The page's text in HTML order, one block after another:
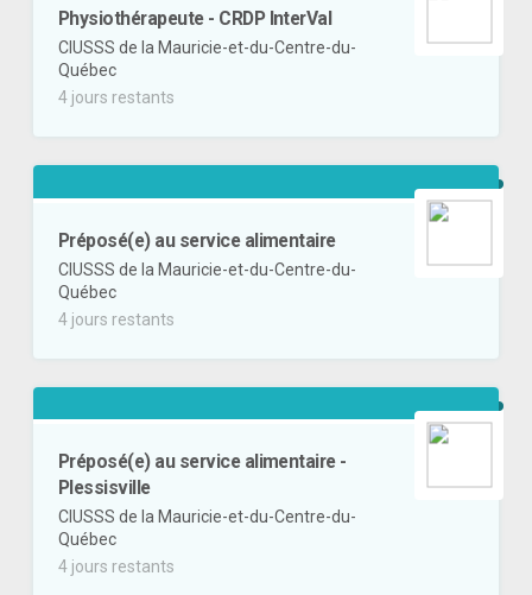
Physiothérapeute - CRDP InterVal
CIUSSS de la Mauricie-et-du-Centre-du-
Québec
4 jours restants
Préposé(e) au service alimentaire
CIUSSS de la Mauricie-et-du-Centre-du-
Québec
4 jours restants
Préposé(e) au service alimentaire -
Plessisville
CIUSSS de la Mauricie-et-du-Centre-du-
Québec
4 jours restants